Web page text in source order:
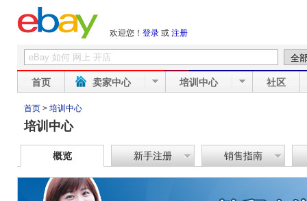
欢迎您！ 登录 或 注册
首页 卖家中心 培训中心 社区
首页 > 培训中心
培训中心
概览 新手注册 销售指南